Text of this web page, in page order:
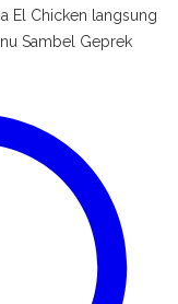
El Chicken langsung
Sambel Geprek